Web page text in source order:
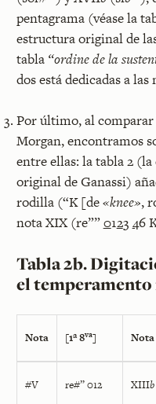
pentagrama (véase la
estructura original de
tabla “ordine de la
dos está dedicadas a las
Por último, al
Morgan, encontramos
entre ellas: la tabla 2
original de Ganassi)
rodilla (“K [de«knee»,
nota XIX (re””0123 46
Tabla 2b.
el
Nota [1ª 8va] Nota
#V
re#” 012
XIIIb